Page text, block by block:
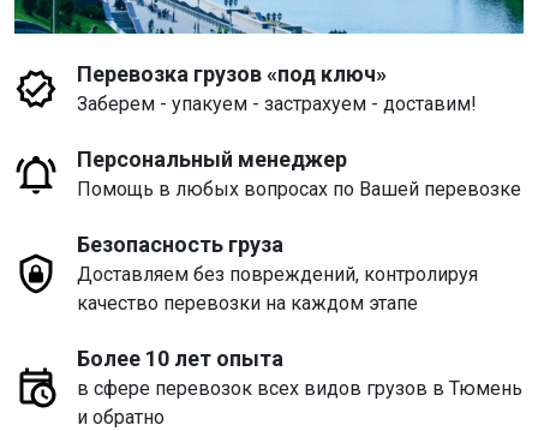
Перевозка грузов «под ключ»
Заберем - упакуем - застрахуем - доставим!
Персональный менеджер
Помощь в любых вопросах по Вашей перевозке
Безопасность груза
Доставляем без повреждений, контролируя
качество перевозки на каждом этапе
Более 10 лет опыта
в сфере перевозок всех видов грузов в Тюмень
и обратно